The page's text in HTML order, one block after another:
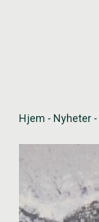
Hjem - Nyheter -